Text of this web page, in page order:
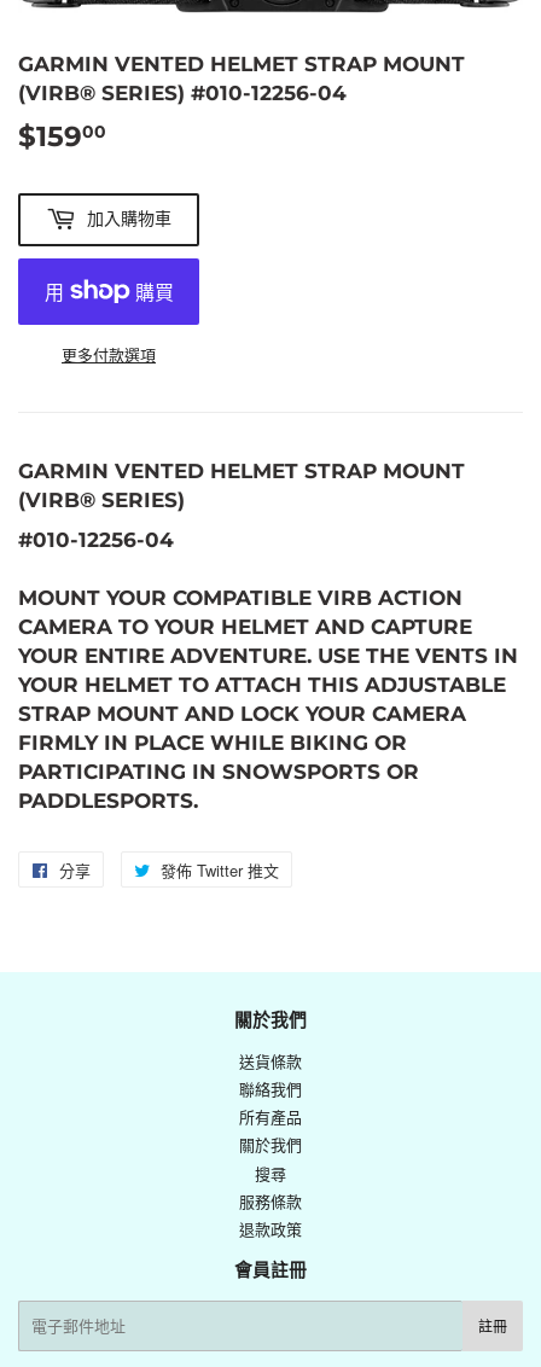
GARMIN VENTED HELMET STRAP MOUNT
(VIRB® SERIES) #010-12256-04
$15900
加入購物車
更多付款選項
GARMIN VENTED HELMET STRAP MOUNT
(VIRB® SERIES)
#010-12256-04
MOUNT YOUR COMPATIBLE VIRB ACTION
CAMERA TO YOUR HELMET AND CAPTURE
YOUR ENTIRE ADVENTURE. USE THE VENTS IN
YOUR HELMET TO ATTACH THIS ADJUSTABLE
STRAP MOUNT AND LOCK YOUR CAMERA
FIRMLY IN PLACE WHILE BIKING OR
PARTICIPATING IN SNOWSPORTS OR
PADDLESPORTS.
分享
Facebook
發佈 Twitter 推文
發
佈
推
文
關於我們
送貨條款
聯絡我們
所有產品
關於我們
搜尋
服務條款
退款政策
會員註冊
註冊